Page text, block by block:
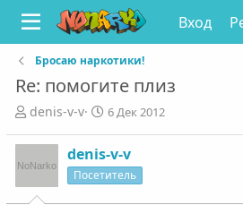
Вход
Бросаю наркотики!
Re: помогите плиз
А
т
о
т
denis-v-v
Д
а
н
6 Дек 2012
denis-v-v
Посетитель